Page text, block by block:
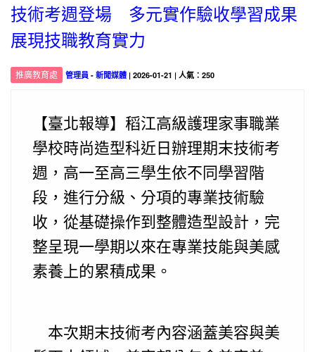
技術考週登場 多元實作驗收學習成果
展現技職教育實力
推廣教育處 管理員 -新聞媒體 | 2026-01-21 | 人氣：250
【臺北報導】稻江高級護理家事職業
學校時尚造型科近日辦理期末技術考
週，高一至高三學生依不同學習階
段，進行分級、分項的專業技術驗
收，從基礎操作到整體造型設計，完
整呈現一學期以來在專業技能與美感
素養上的累積成果。
本次期末技術考內容涵蓋美容與美